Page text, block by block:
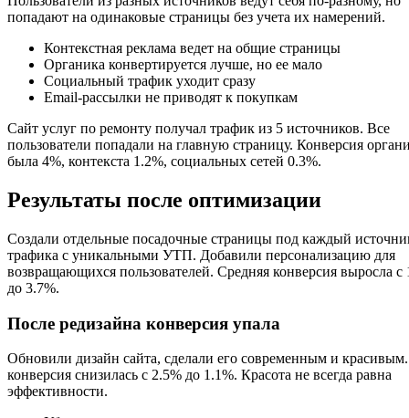
попадают на одинаковые страницы без учета их намерений.
Контекстная реклама ведет на общие страницы
Органика конвертируется лучше, но ее мало
Социальный трафик уходит сразу
Email-рассылки не приводят к покупкам
Сайт услуг по ремонту получал трафик из 5 источников. Все
пользователи попадали на главную страницу. Конверсия
была 4%, контекста 1.2%, социальных сетей 0.3%.
Результаты после оптимизации
Создали отдельные посадочные страницы под каждый
трафика с уникальными УТП. Добавили персонализацию для
возвращающихся пользователей. Средняя конверсия выросла с
до 3.7%.
После редизайна конверсия упала
Обновили дизайн сайта, сделали его современным и
конверсия снизилась с 2.5% до 1.1%. Красота не всегда равна
эффективности.